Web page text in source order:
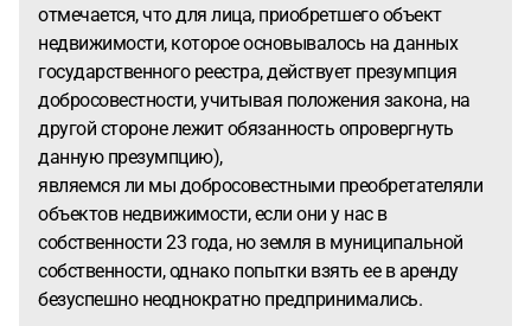
отмечается, что для лица, приобретшего объект
недвижимости, которое основывалось на данных
государственного реестра, действует презумпция
добросовестности, учитывая положения закона, на
другой стороне лежит обязанность опровергнуть
данную презумпцию),
являемся ли мы добросовестными преобретателяли
объектов недвижимости, если они у нас в
собственности 23 года, но земля в муниципальной
собственности, однако попытки взять ее в аренду
безуспешно неоднократно предпринимались.